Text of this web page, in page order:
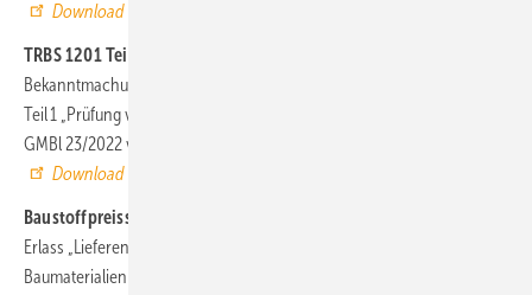
Download auf www.baua.de
TRBS 1201 Teil 1 (Berichtigung)
Bekanntmachung vom 14. Juni 2022 zur Berichtigung der TRBS 1201
Teil 1 „Prüfung von Anlagen in explosionsgefährdeten Bereichen“,
GMBl 23/2022 vom 18. Juli 2022, Seite 530
Download auf www.baua.de
Baustoffpreissteigerungs-Erlass
Erlass „Lieferengpässe und Preissteigerungen wichtiger
Baumaterialien als Folge des Ukraine-Kriegs“ vom 22. Juni 2022, GMBl